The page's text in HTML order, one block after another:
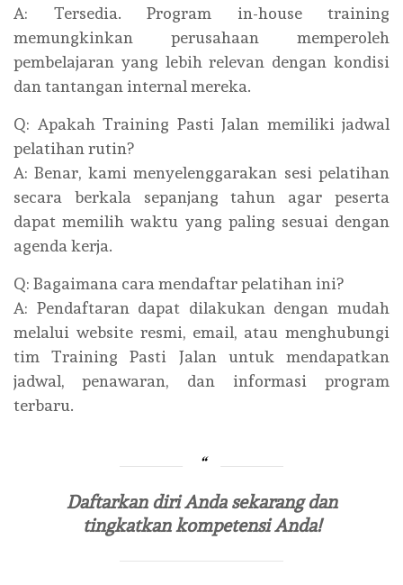
A: Tersedia. Program in-house training
memungkinkan perusahaan memperoleh
pembelajaran yang lebih relevan dengan kondisi
dan tantangan internal mereka.
Q: Apakah Training Pasti Jalan memiliki jadwal
pelatihan rutin?
A: Benar, kami menyelenggarakan sesi pelatihan
secara berkala sepanjang tahun agar peserta
dapat memilih waktu yang paling sesuai dengan
agenda kerja.
Q: Bagaimana cara mendaftar pelatihan ini?
A: Pendaftaran dapat dilakukan dengan mudah
melalui website resmi, email, atau menghubungi
tim Training Pasti Jalan untuk mendapatkan
jadwal, penawaran, dan informasi program
terbaru.
Daftarkan diri Anda sekarang dan
tingkatkan kompetensi Anda!